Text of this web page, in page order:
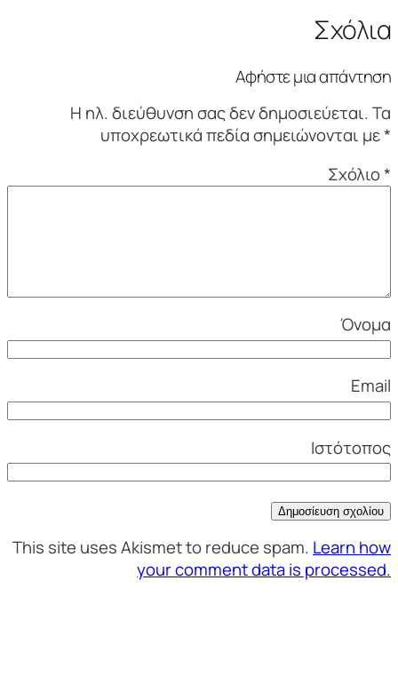
Σχόλια
Αφήστε μια απάντηση
Η ηλ. διεύθυνση σας δεν δημοσιεύεται.Τα
υποχρεωτικά πεδία σημειώνονται με*
Σχόλιο*
Όνομα
Email
Ιστότοπος
This site uses Akismet to reduce spam. Learn how
your comment data is processed.